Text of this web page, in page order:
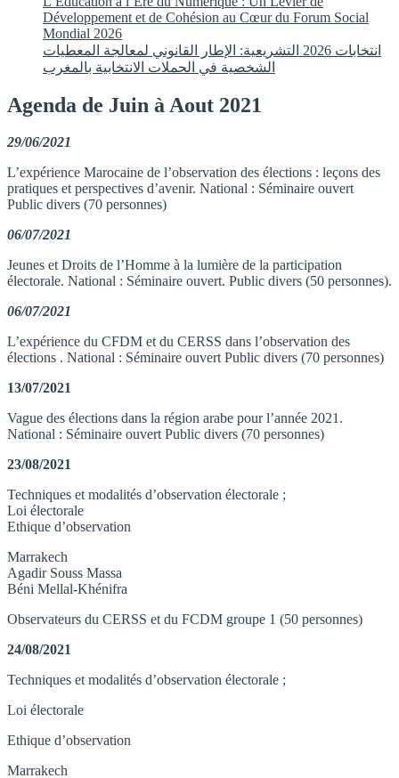
Développement et de Cohésion au Cœur du Forum Social
Mondial 2026
انتخابات 2026 التشريعية: الإطار القانوني لمعالجة المعطيات
الشخصية في الحملات الانتخابية بالمغرب
Agenda de Juin à Aout 2021
29/06/2021
L’expérience Marocaine de l’observation des élections : leçons des
pratiques et perspectives d’avenir. National : Séminaire ouvert
Public divers (70 personnes)
06/07/2021
Jeunes et Droits de l’Homme à la lumière de la participation
électorale. National : Séminaire ouvert. Public divers (50 personnes).
06/07/2021
L’expérience du CFDM et du CERSS dans l’observation des
élections . National : Séminaire ouvert Public divers (70 personnes)
13/07/2021
Vague des élections dans la région arabe pour l’année 2021.
National : Séminaire ouvert Public divers (70 personnes)
23/08/2021
Techniques et modalités d’observation électorale ;
Loi électorale
Ethique d’observation
Marrakech
Agadir Souss Massa
Béni Mellal-Khénifra
Observateurs du CERSS et du FCDM groupe 1 (50 personnes)
24/08/2021
Techniques et modalités d’observation électorale ;
Loi électorale
Ethique d’observation
Marrakech